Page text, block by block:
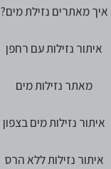
איך מאתרים נזילת מים?
איתור נזילות עם רחפן
מאתר נזילות מים
איתור נזילות מים בצפון
איתור נזילות ללא הרס